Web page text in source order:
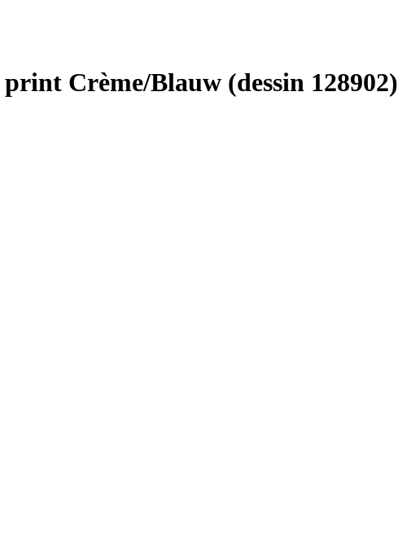
Crème/Blauw (dessin 128902)